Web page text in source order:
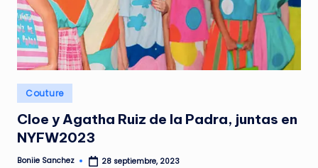
A
Z
I
N
E
Publicado
en
Couture
Cloe y Agatha Ruiz de la Padra, juntas en
NYFW2023
Publicado
Boniie Sanchez 28 septiembre, 2023